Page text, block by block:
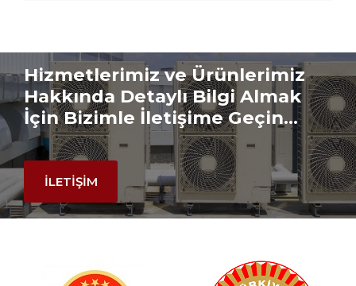
Hizmetlerimiz ve Ürünlerimiz
Hakkında Detaylı Bilgi Almak
İçin Bizimle İletişime Geçin...
İLETİŞİM